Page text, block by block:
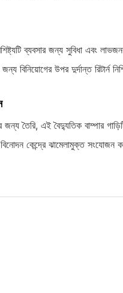
ব্যবসার জন্য সুবিধা এবং
জন্য বিনিয়োগের উপর দুর্দান্ত রিটার্ন
জন্য তৈরি, এই বৈদ্যুতিক বাম্পার
বিনোদন কেন্দ্রে ঝামেলামুক্ত সংযোজন